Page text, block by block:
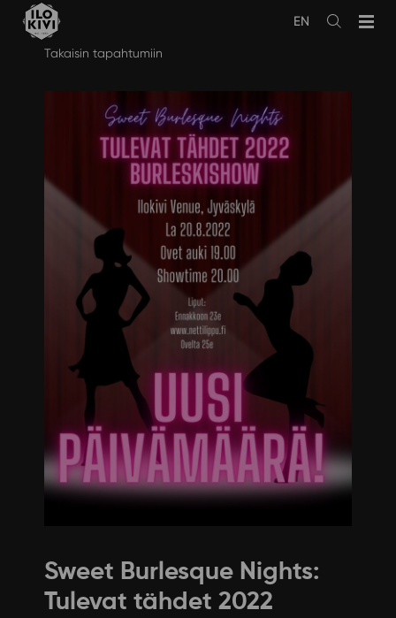
Avaa
EN
Takaisin tapahtumiin
Sweet Burlesque Nights:
Tulevat tähdet 2022